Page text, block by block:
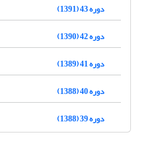
دوره 43 (1391)
دوره 42 (1390)
دوره 41 (1389)
دوره 40 (1388)
دوره 39 (1388)